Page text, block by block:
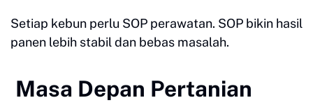
Setiap kebun perlu SOP perawatan. SOP bikin hasil
panen lebih stabil dan bebas masalah.
Masa Depan Pertanian